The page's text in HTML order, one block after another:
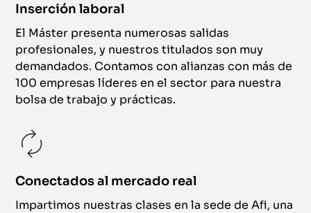
Inserción laboral
El Máster presenta numerosas salidas
profesionales, y nuestros titulados son muy
demandados. Contamos con alianzas con más de
100 empresas líderes en el sector para nuestra
bolsa de trabajo y prácticas.
Conectados al mercado real
Impartimos nuestras clases en la sede de Afi, una